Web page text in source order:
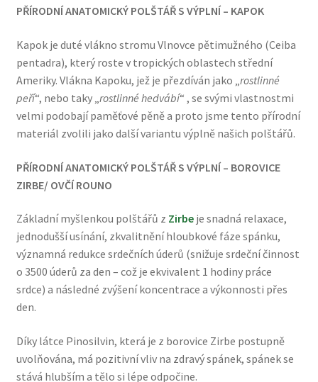
PŘÍRODNÍ ANATOMICKÝ POLŠTÁŘ S VÝPLNÍ – KAPOK
Kapok je duté vlákno stromu Vlnovce pětimužného (Ceiba
pentadra), který roste v tropických oblastech střední
Ameriky. Vlákna Kapoku, jež je přezdíván jako „rostlinné
peří“, nebo taky „rostlinné hedvábí“ , se svými vlastnostmi
velmi podobají paměťové pěně a proto jsme tento přírodní
materiál zvolili jako další variantu výplně našich polštářů.
PŘÍRODNÍ ANATOMICKÝ POLŠTÁŘ S VÝPLNÍ – BOROVICE
ZIRBE/ OVČÍ ROUNO
Základní myšlenkou polštářů z Zirbeje snadná relaxace,
jednodušší usínání, zkvalitnění hloubkové fáze spánku,
významná redukce srdečních úderů (snižuje srdeční činnost
o 3500 úderů za den – což je ekvivalent 1 hodiny práce
srdce) a následné zvýšení koncentrace a výkonnosti přes
den.
Díky látce Pinosilvin, která je z borovice Zirbe postupně
uvolňována, má pozitivní vliv na zdravý spánek, spánek se
stává hlubším a tělo si lépe odpočine.